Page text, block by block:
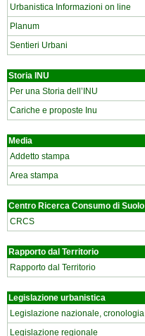
Urbanistica Informazioni on line
Planum
Sentieri Urbani
Storia INU
Per una Storia dell’INU
Cariche e proposte Inu
Media
Addetto stampa
Area stampa
Centro Ricerca Consumo di Suolo
CRCS
Rapporto dal Territorio
Rapporto dal Territorio
Legislazione urbanistica
Legislazione nazionale, cronologia
Legislazione regionale